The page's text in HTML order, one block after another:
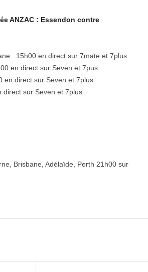
ANZAC : Essendon contre
: 15h00 en direct sur 7mate et 7plus
en direct sur Seven et 7pus
en direct sur Seven et 7plus
direct sur Seven et 7plus
Brisbane, Adélaïde, Perth 21h00 sur